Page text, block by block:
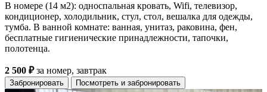
В номере (14 м2): односпальная кровать, Wifi, телевизор,
кондиционер, холодильник, стул, стол, вешалка для одежды,
тумба. В ванной комнате: ванная, унитаз, раковина, фен,
бесплатные гигиенические принадлежности, тапочки,
полотенца.
2 500 ₽за номер, завтрак
Забронировать Посмотреть и забронировать